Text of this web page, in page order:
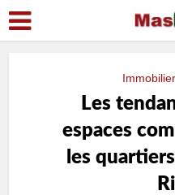
Les
espaces
les